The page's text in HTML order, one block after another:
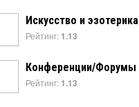
Искусство и эзотерика
Рейтинг: 1.13
Конференции/Форумы
Рейтинг: 1.13